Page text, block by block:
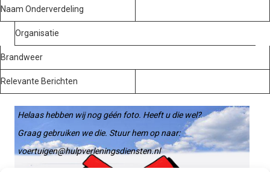
Naam Onderverdeling
Organisatie
Brandweer
Relevante Berichten
Helaas hebben wij nog géén foto. Heeft u die wel?
Graag gebruiken we die. Stuur hem op naar:
voertuigen@hulpverleningsdiensten.nl